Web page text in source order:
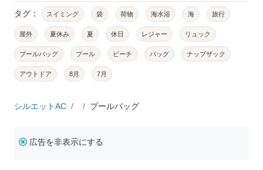
タグ： スイミング 袋 荷物 海水浴 海 旅行
屋外 夏休み 夏 休日 レジャー リュック
プールバッグ プール ビーチ バッグ ナップザック
アウトドア 8月 7月
シルエットAC プールバッグ
広告を非表示にする